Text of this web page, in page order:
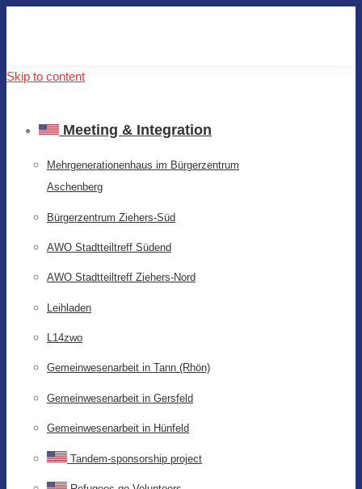
Skip to content
Meeting & Integration
Mehrgenerationenhaus im Bürgerzentrum
Aschenberg
Bürgerzentrum Ziehers-Süd
AWO Stadtteiltreff Südend
AWO Stadtteiltreff Ziehers-Nord
Leihladen
L14zwo
Gemeinwesenarbeit in Tann (Rhön)
Gemeinwesenarbeit in Gersfeld
Gemeinwesenarbeit in Hünfeld
Tandem-sponsorship project